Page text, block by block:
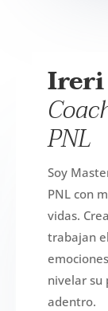
Ireri
PNL
Soy
PNL con
vidas.
trabajan
nivelar su
adentro.